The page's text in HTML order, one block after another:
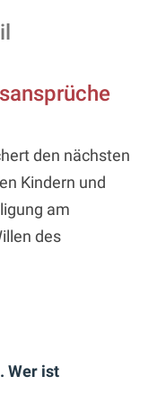
den nächsten
Kindern und
am
des
Wer ist